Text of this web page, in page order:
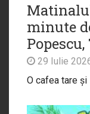
minute
29 Iulie
O cafea tare